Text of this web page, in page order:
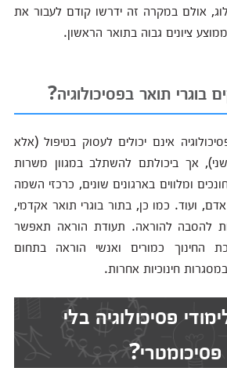
אולם במקרה זה ידרשו קודם לעבור את
ציונים גבוה בתואר הראשון.
בוגרי תואר בפסיכולוגיה?
אינם יכולים לעסוק בטיפול (אלא
אך ביכולתם להשתלב במגוון משרות
ומלווים בארגונים שונים, כרכזי השמה
ועוד. כמו כן, בתור בוגרי תואר אקדמי,
להסבה להוראה. תעודת הוראה תאפשר
החינוך כמורים ואנשי הוראה בתחום
חינוכיות אחרות.
פסיכולוגיה בלי
פסיכומטרי?